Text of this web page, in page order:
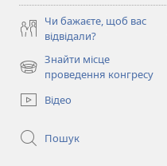
Чи бажаєте, щоб вас
відвідали?
Знайти місце
проведення конгресу
(відкривається
новомуВідео
Пошук